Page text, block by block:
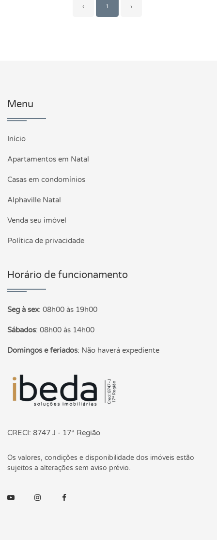
‹ 1 ›
Menu
Início
Apartamentos em Natal
Casas em condomínios
Alphaville Natal
Venda seu imóvel
Política de privacidade
Horário de funcionamento
Seg à sex: 08h00 às 19h00
Sábados: 08h00 às 14h00
Domingos e feriados: Não haverá expediente
Página inicial
CRECI: 8747 J - 17ª Região
Os valores, condições e disponibilidade dos imóveis estão
sujeitos a alterações sem aviso prévio.
YoutubeInstagramFacebook